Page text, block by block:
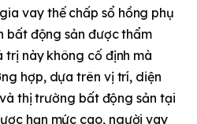
vay thế chấp sổ hồng phụ
bất động sản được thẩm
trị này không cố định mà
hợp, dựa trên vị trí, diện
thị trường bất động sản tại
hạn mức cao, người vay